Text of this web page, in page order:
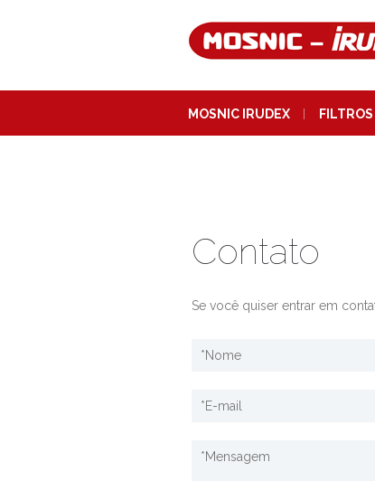
MOSNIC IRUDEX
Contato
Se você quiser entrar em